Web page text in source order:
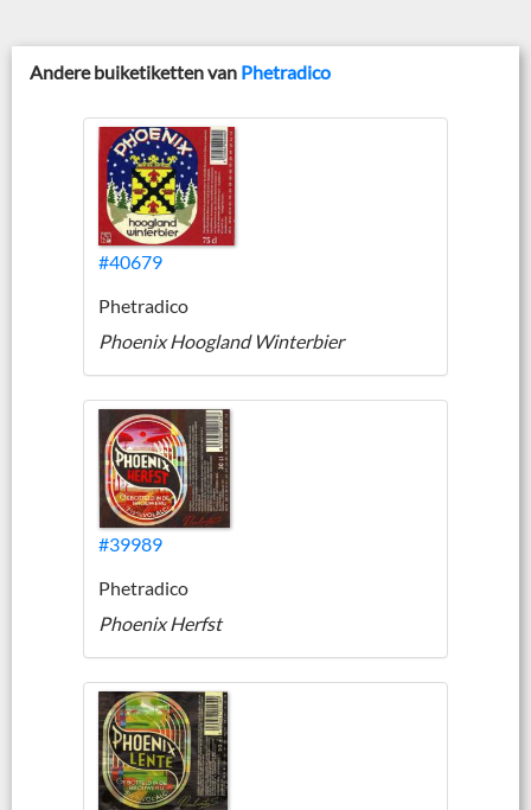
Andere buiketiketten van Phetradico
#40679
Phetradico
Phoenix Hoogland Winterbier
#39989
Phetradico
Phoenix Herfst